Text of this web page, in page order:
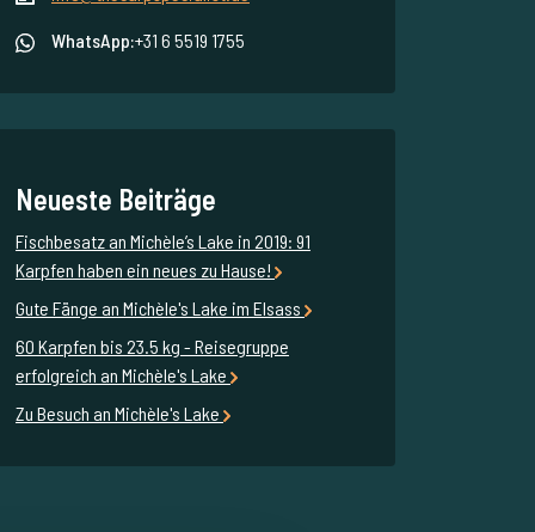
WhatsApp:+31 6 5519 1755
Neueste Beiträge
Fischbesatz an Michèle’s Lake in 2019: 91
Karpfen haben ein neues zu Hause!
Gute Fänge an Michèle's Lake im Elsass
60 Karpfen bis 23.5 kg - Reisegruppe
erfolgreich an Michèle's Lake
Zu Besuch an Michèle's Lake